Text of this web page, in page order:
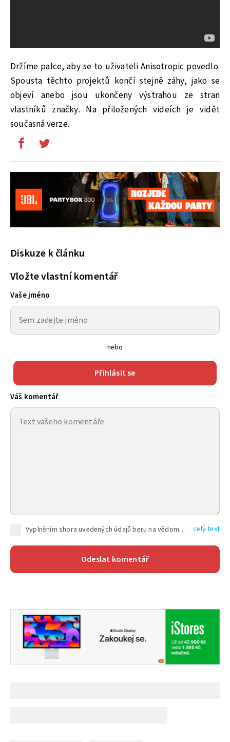
Držíme palce, aby se to uživateli Anisotropic povedlo.
Spousta těchto projektů končí stejně záhy, jako se
objeví anebo jsou ukončeny výstrahou ze stran
vlastníků značky. Na přiložených videích je vidět
současná verze.
Diskuze k článku
Vložte vlastní komentář
Vaše jméno
nebo
Přihlásit se
Váš komentář
Vyplněním shora uvedených údajů beru na vědomí, že společnost TEXT FACTORY s.r.o., sídlem Brno, Durďákova 336/29, Černá Pole, PSČ: 613 00, IČ: 06157831, zapsané u Krajského soudu v Brně, oddíl C, vložka 100399, bude zpracovávat mé osobní údaje uvedené v rámci mnou vyplněného registračního formuláře na základě oprávněných zájmů TEXT FACTORY s.r.o. dle čl. 6 odst. 1 písm. f) GDPR a pro splnění právních povinností (čl. 6 odst. 1 písm. c) GDPR), a to pro tyto účely: nezbytnost zajistit oprávnění návštěvníka webových stránek provozovaných společností TEXT FACTORY s.r.o. přispívat aktivně ke zveřejněným článkům nebo v rámci diskusních fór a výkon práv TEXT FACTORY s.r.o. jako administrátora těchto diskusních fór. Více informací o zpracování osobních údajů a právech lze nalézt v celý text